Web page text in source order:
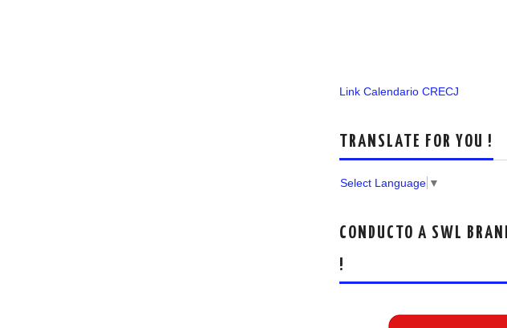
Link Calendario CRECJ
TRANSLATE FOR YOU !
Select Language ▼
CONDUCTO A SWL
!